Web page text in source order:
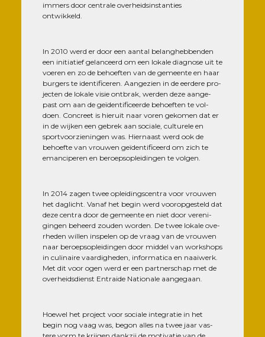
immers door cen­trale ove­rheid­sins­tan­ties
ontwikkeld.
In 2010 werd er door een aan­tal belan­gheb­ben­den
een ini­tia­tief gelan­ceerd om een lokale diag­nose uit te
voe­ren en zo de behoef­ten van de gemeente en haar
bur­gers te iden­ti­fi­ce­ren. Aan­ge­zien in de eer­dere pro­
jec­ten de lokale visie ont­brak, wer­den deze aan­ge­
past om aan de geï­den­ti­fi­ceerde behoef­ten te vol­
doen. Concreet is hie­ruit naar voren geko­men dat er
in de wij­ken een gebrek aan sociale, cultu­rele en
sport­voor­zie­nin­gen was. Hier­naast werd ook de
behoefte van vrou­wen geï­den­ti­fi­ceerd om zich te
eman­ci­pe­ren en beroep­so­plei­din­gen te volgen.
In 2014 zagen twee oplei­ding­scen­tra voor vrou­wen
het daglicht. Vanaf het begin werd voo­rop­ges­teld dat
deze cen­tra door de gemeente en niet door vere­ni­
gin­gen beheerd zou­den wor­den. De twee lokale ove­
rhe­den willen ins­pe­len op de vraag van de vrou­wen
naar beroep­so­plei­din­gen door mid­del van work­shops
in culi­naire vaar­di­ghe­den, infor­ma­ti­ca en naai­werk.
Met dit voor ogen werd er een part­ner­schap met de
ove­rheid­sdienst Entraide Natio­nale aangegaan.
Hoe­wel het pro­ject voor sociale inte­gra­tie in het
begin nog vaag was, begon alles na twee jaar vas­